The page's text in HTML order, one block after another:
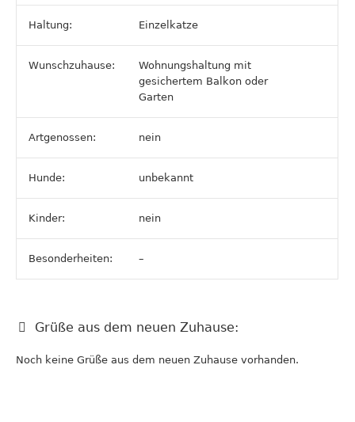
Haltung: Einzelkatze
Wunschzuhause:
Wohnungshaltung mit
gesichertem Balkon oder
Garten
Artgenossen: nein
Hunde: unbekannt
Kinder: nein
Besonderheiten: –
Grüße aus dem neuen Zuhause:
Noch keine Grüße aus dem neuen Zuhause vorhanden.